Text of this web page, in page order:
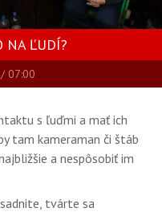
NA ĽUDÍ?
07:00
s ľuďmi a mať ich
tam kameraman či štáb
a nespôsobiť im
tvárte sa